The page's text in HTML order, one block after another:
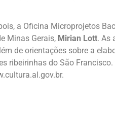
a Oficina Microprojetos
Minas Gerais, Mirian Lott. As
de orientações sobre a
ribeirinhas do São